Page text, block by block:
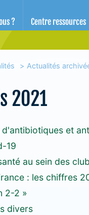
pour la
? Centre ressources
Actualités
2021
et
19
au sein des
: les chiffres
2-2 »
divers